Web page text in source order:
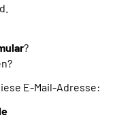
?
E-Mail-Adresse: